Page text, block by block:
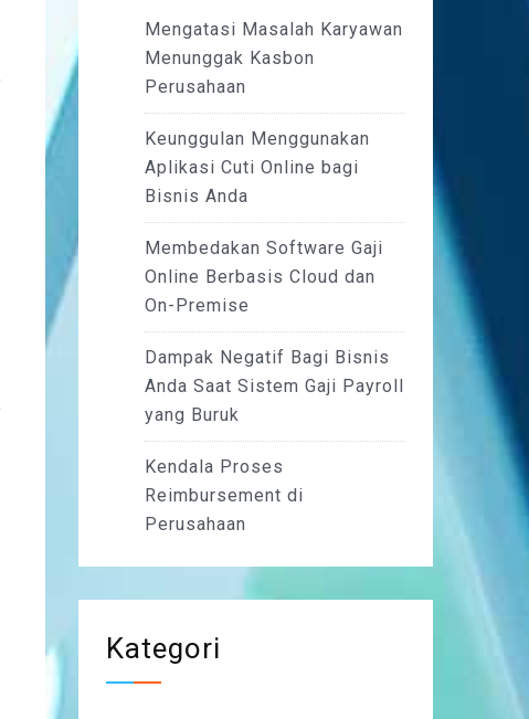
Mengatasi Masalah Karyawan
Menunggak Kasbon
Perusahaan
Keunggulan Menggunakan
Aplikasi Cuti Online bagi
Bisnis Anda
Membedakan Software Gaji
Online Berbasis Cloud dan
On-Premise
Dampak Negatif Bagi Bisnis
Anda Saat Sistem Gaji Payroll
yang Buruk
Kendala Proses
Reimbursement di
Perusahaan
Kategori